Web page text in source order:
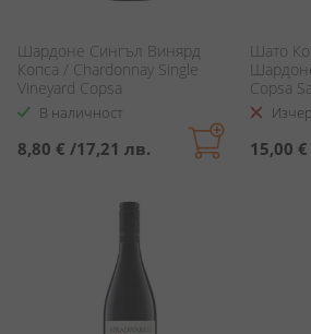
Шардоне Сингъл Винярд
Копса / Chardonnay Single
Vineyard Copsa
В наличност
8,80 € /17,21 лв.
Шато
Copsa
15,00 €